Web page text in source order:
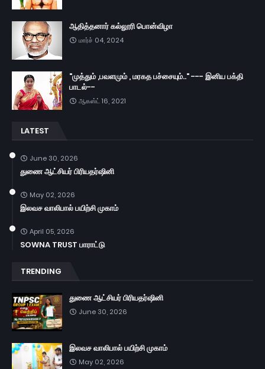
ஆதித்தனார் கல்லூரி பொன்விழா
மார்ச் 04, 2024
"முத்தும் ,பவளமும் , மரகத பச்சையும்.." --- இனிய பக்தி
பாடல்--
ஆகஸ்ட் 16, 2021
LATEST
June 30, 2026
துணை ஆட்சியர் பிரியதர்ஷினி
May 02, 2026
இலவச வாலிபால் பயிற்சி முகாம்
April 05, 2026
SOWNA TRUST பாராட்டு
TRENDING
துணை ஆட்சியர் பிரியதர்ஷினி
June 30, 2026
இலவச வாலிபால் பயிற்சி முகாம்
May 02, 2026